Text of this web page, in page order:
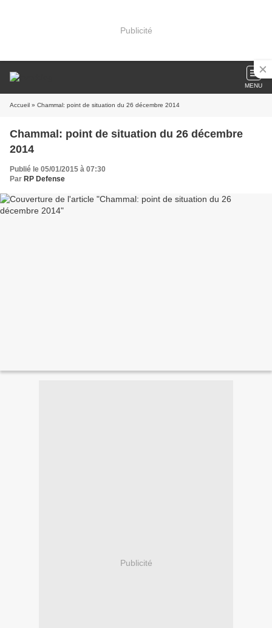
Publicité
MENU
Accueil » Chammal: point de situation du 26 décembre 2014
Chammal: point de situation du 26 décembre
2014
Publié le 05/01/2015 à 07:30
Par RP Defense
Publicité